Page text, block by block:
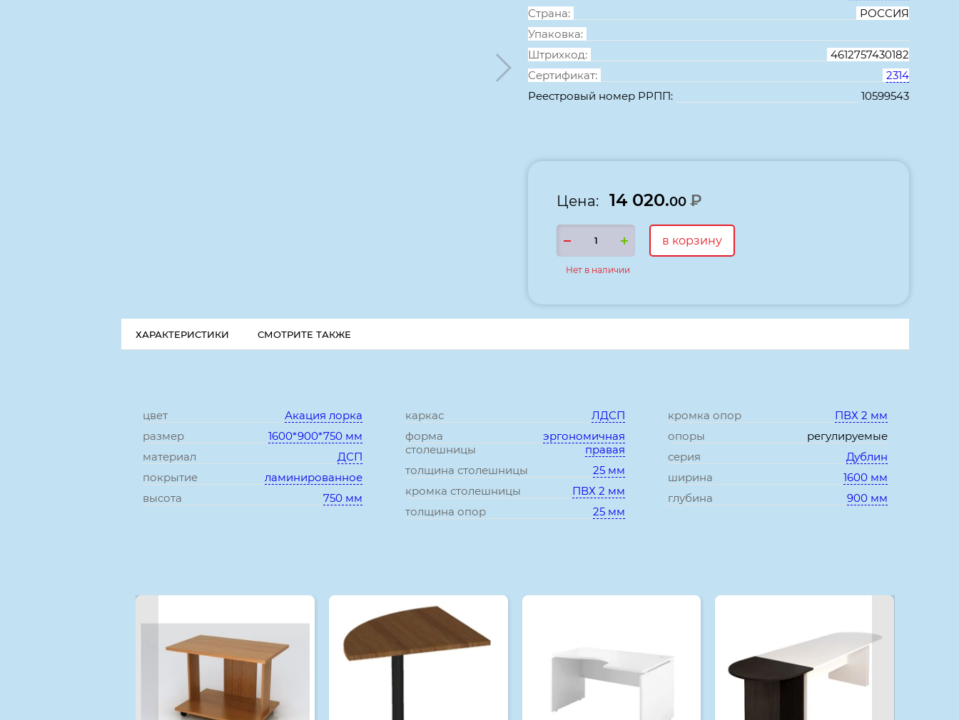
Страна:
РОССИЯ
Упаковка:
Штрихкод:
4612757430182
Сертификат:
2314
Реестровый номер РРПП:
10599543
Цена: 14 020.00 ₽
в корзину
Нет в наличии
ХАРАКТЕРИСТИКИ СМОТРИТЕ ТАКЖЕ
цвет
Акация лорка
размер
1600*900*750 мм
материал
ДСП
покрытие
ламинированное
высота
750 мм
каркас
ЛДСП
форма
столешницы
эргономичная
правая
толщина столешницы
25 мм
кромка столешницы
ПВХ 2 мм
толщина опор
25 мм
кромка опор
ПВХ 2 мм
опоры
регулируемые
серия
Дублин
ширина
1600 мм
глубина
900 мм